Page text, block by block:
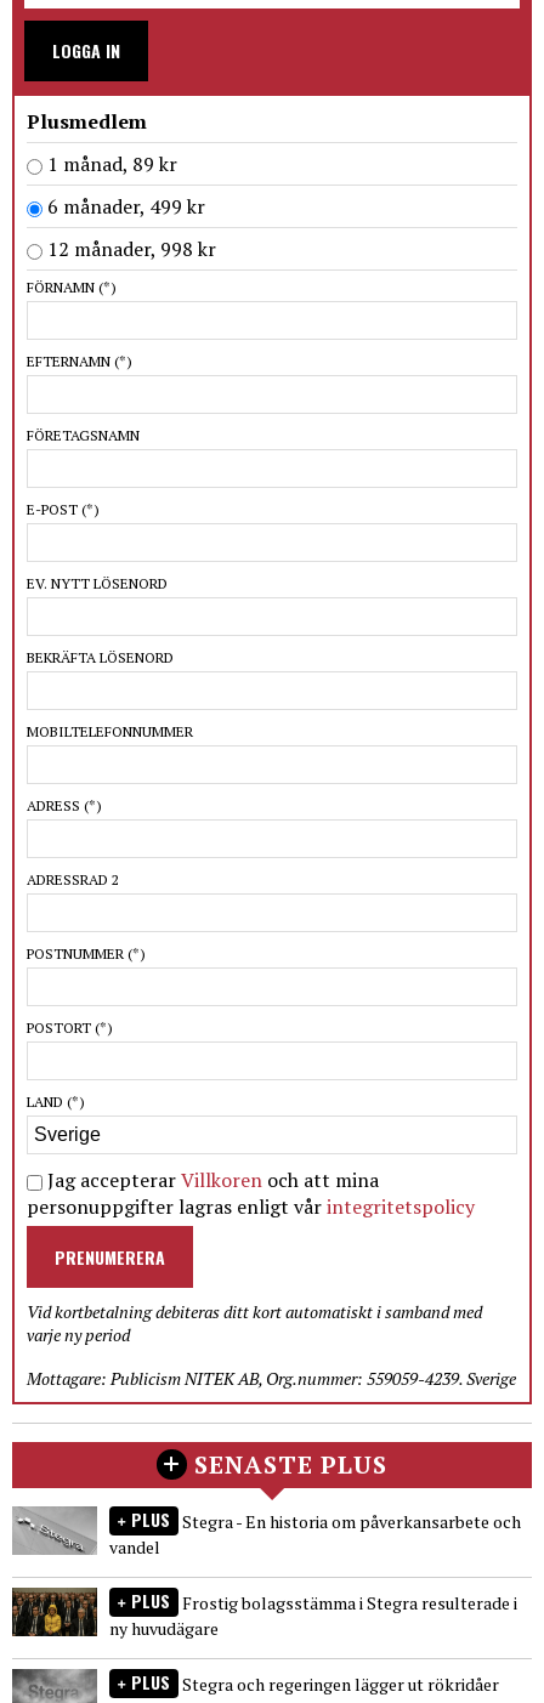
LOGGA IN
Plusmedlem
1 månad, 89 kr
6 månader, 499 kr
12 månader, 998 kr
FÖRNAMN (*)
EFTERNAMN (*)
FÖRETAGSNAMN
E-POST (*)
EV. NYTT LÖSENORD
BEKRÄFTA LÖSENORD
MOBILTELEFONNUMMER
ADRESS (*)
ADRESSRAD 2
POSTNUMMER (*)
POSTORT (*)
LAND (*)
Jag accepterarVillkoren och att mina
personuppgifter lagras enligt vårintegritetspolicy
PRENUMERERA
Vid kortbetalning debiteras ditt kort automatiskt i samband med
varje ny period
Mottagare: Publicism NITEK AB, Org.nummer: 559059-4239. Sverige
SENASTE PLUS
PLUS Stegra - En historia om påverkansarbete och
vandel
PLUS Frostig bolagsstämma i Stegra resulterade i
ny huvudägare
PLUS Stegra och regeringen lägger ut rökridåer